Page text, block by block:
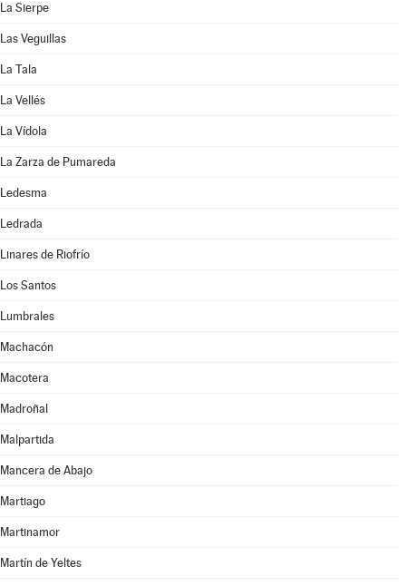
La Sierpe
Las Veguillas
La Tala
La Vellés
La Vídola
La Zarza de Pumareda
Ledesma
Ledrada
Linares de Riofrío
Los Santos
Lumbrales
Machacón
Macotera
Madroñal
Malpartida
Mancera de Abajo
Martiago
Martinamor
Martín de Yeltes